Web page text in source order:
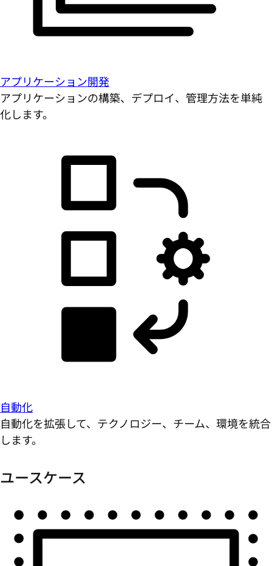
アプリケーション開発
アプリケーションの構築、デプロイ、管理方法を単純
化します。
自動化
自動化を拡張して、テクノロジー、チーム、環境を統合
します。
ユースケース